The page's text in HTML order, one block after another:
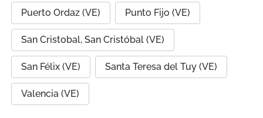
Puerto Ordaz (VE) Punto Fijo (VE)
San Cristobal, San Cristóbal (VE)
San Félix (VE) Santa Teresa del Tuy (VE)
Valencia (VE)